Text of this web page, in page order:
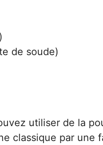
de soude)
utiliser de la
classique par une